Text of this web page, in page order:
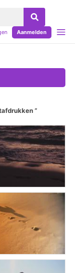
Aanmelden